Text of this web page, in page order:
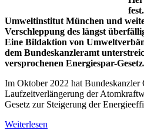
Umweltinstitut München und
Verschleppung des längst
Eine Bildaktion von
dem Bundeskanzleramt
versprochenen Energiespar-
Im Oktober 2022 hat Bundeskanzler
Laufzeitverlängerung der
Gesetz zur Steigerung der
Weiterlesen